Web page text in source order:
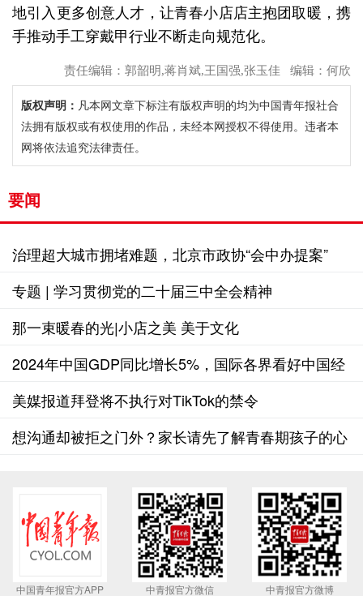
地引入更多创意人才，让青春小店店主抱团取暖，携
手推动手工穿戴甲行业不断走向规范化。
责任编辑：郭韶明,蒋肖斌,王国强,张玉佳 编辑：何欣
版权声明： 凡本网文章下标注有版权声明的均为中国青年报社合
法拥有版权或有权使用的作品，未经本网授权不得使用。违者本
网将依法追究法律责任。
要闻
治理超大城市拥堵难题，北京市政协“会中办提案”
专题 | 学习贯彻党的二十届三中全会精神
那一束暖春的光|小店之美 美于文化
2024年中国GDP同比增长5%，国际各界看好中国经
济前景
美媒报道拜登将不执行对TikTok的禁令
想沟通却被拒之门外？家长请先了解青春期孩子的心
中国青年报官方APP 中青报官方微信 中青报官方微博